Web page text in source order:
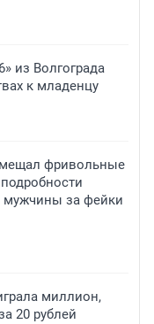
из Волгограда
к младенцу
фривольные
мужчины за фейки
миллион,
20 рублей